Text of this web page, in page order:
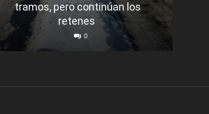
tramos, pero continúan los
retenes
0